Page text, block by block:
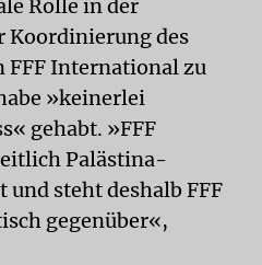
Rolle in der
Koordinierung des
International zu
»keinerlei
gehabt. »FFF
Palästina-
steht deshalb FFF
gegenüber«,